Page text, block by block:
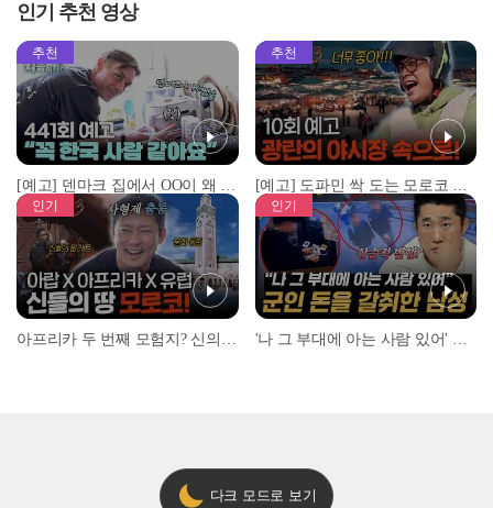
인기 추천 영상
추천
[예고] 덴마크 집에서 OO이 왜 나와...? 이상할 정도로 한국을 사랑하는 우리 형을 제보합니다!
추천
[예고] 도파민 싹 도는 모로코 야시장 투어!
인기 인기
다크 모드로 보기